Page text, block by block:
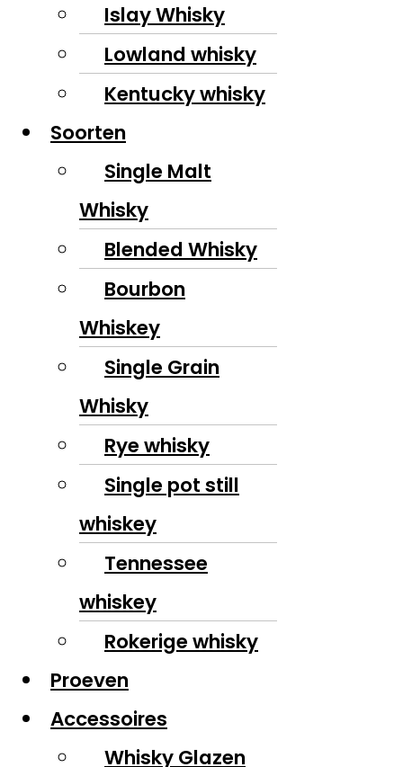
Islay Whisky
Lowland whisky
Kentucky whisky
Soorten
Single Malt
Whisky
Blended Whisky
Bourbon
Whiskey
Single Grain
Whisky
Rye whisky
Single pot still
whiskey
Tennessee
whiskey
Rokerige whisky
Proeven
Accessoires
Whisky Glazen